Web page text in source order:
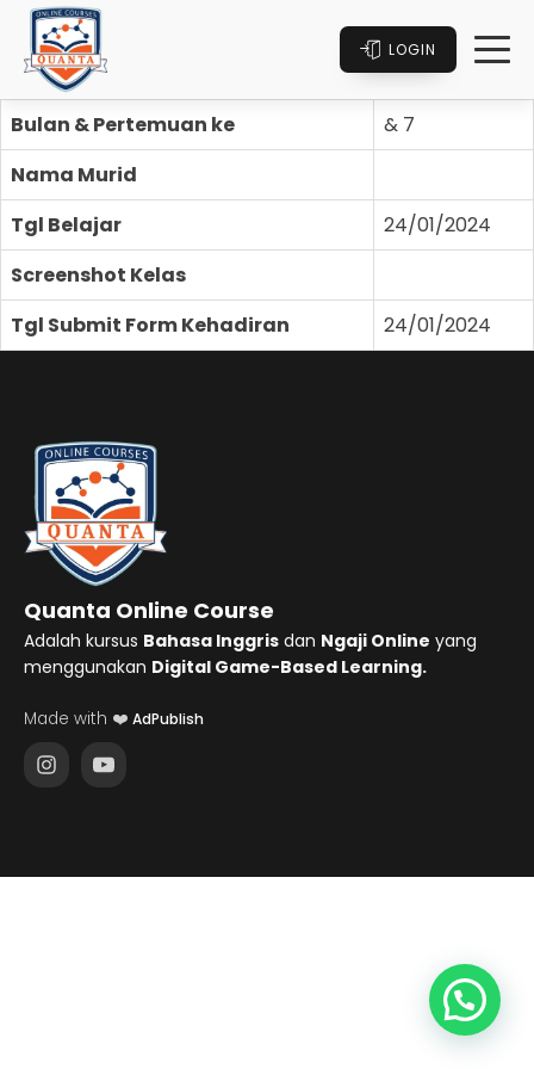
LOGIN
Bulan & Pertemuan ke
& 7
Nama Murid
Tgl Belajar
24/01/2024
Screenshot Kelas
Tgl Submit Form Kehadiran
24/01/2024
Quanta Online Course
Adalah kursus Bahasa Inggris dan Ngaji Online yang
menggunakan Digital Game-Based Learning.
Made with ❤️ AdPublish